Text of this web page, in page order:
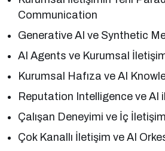
Communication
Generative AI ve Synthetic
AI Agents ve Kurumsal
Kurumsal Hafıza ve AI
Reputation Intelligence ve AI
Çalışan Deneyimi ve İç
Çok Kanallı İletişim ve AI